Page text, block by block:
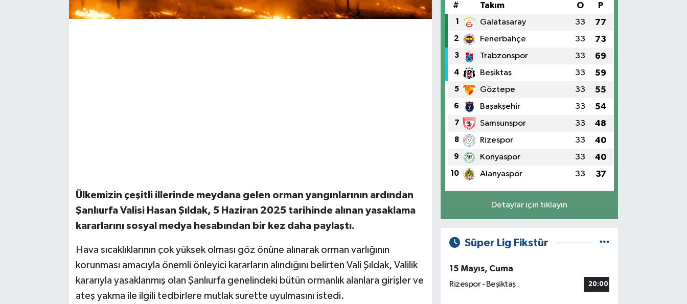
Ülkemizin çeşitli illerinde meydana gelen orman yangınlarının ardından
Şanlıurfa Valisi Hasan Şıldak, 5 Haziran 2025 tarihinde alınan yasaklama
kararlarını sosyal medya hesabından bir kez daha paylaştı.
Hava sıcaklıklarının çok yüksek olması göz önüne alınarak orman varlığının
korunması amacıyla önemli önleyici kararların alındığını belirten Vali Şıldak, Valilik
kararıyla yasaklanmış olan Şanlıurfa genelindeki bütün ormanlık alanlara girişler ve
ateş yakma ile ilgili tedbirlere mutlak surette uyulmasını istedi.
# Takım O P
1 Galatasaray 33 77
2 Fenerbahçe 33 73
3 Trabzonspor 33 69
4 Beşiktaş 33 59
5 Göztepe 33 55
6 Başakşehir 33 54
7 Samsunspor 33 48
8 Rizespor 33 40
9 Konyaspor 33 40
10 Alanyaspor 33 37
Detaylar için tıklayın
Süper Lig Fikstür
15 Mayıs, Cuma
Rizespor - Beşiktaş
20:00